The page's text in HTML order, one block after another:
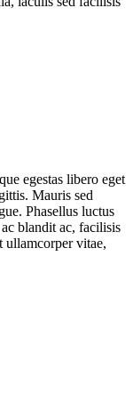
egestas libero eget
Mauris sed
Phasellus luctus
blandit ac, facilisis
ullamcorper vitae,